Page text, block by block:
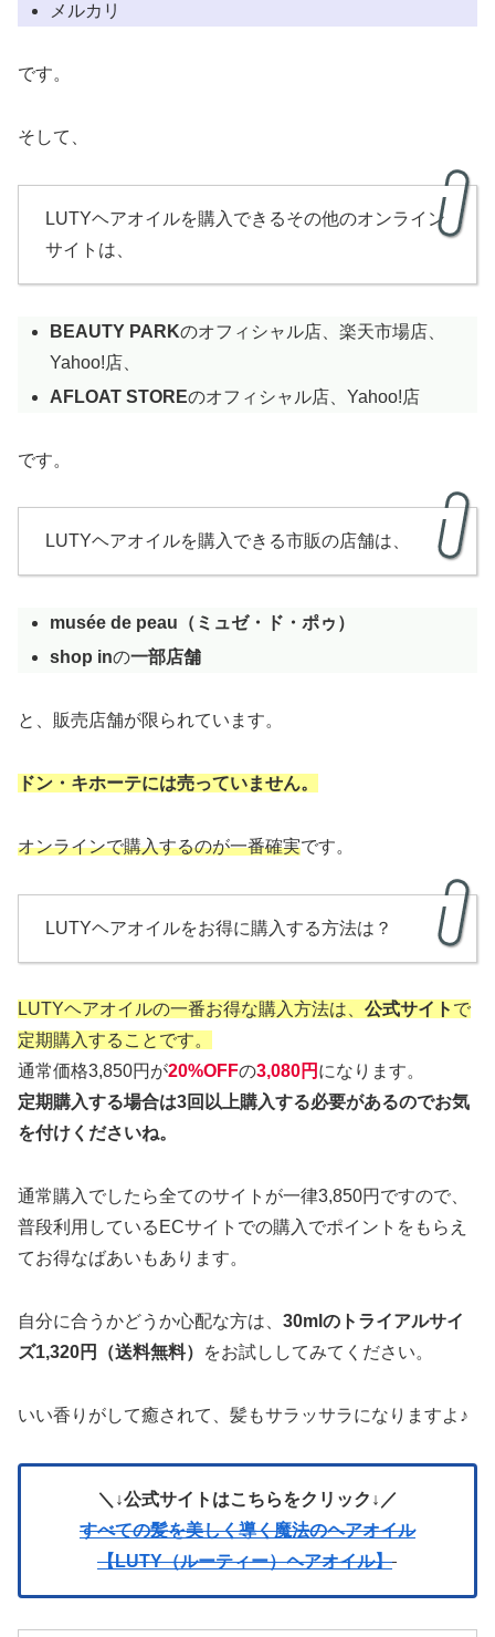
メルカリ
です。
そして、
LUTYヘアオイルを購入できるその他のオンライン
サイトは、
BEAUTY PARKのオフィシャル店、楽天市場店、
Yahoo!店、
AFLOAT STOREのオフィシャル店、Yahoo!店
です。
LUTYヘアオイルを購入できる市販の店舗は、
musée de peau（ミュゼ・ド・ポゥ）
shop inの一部店舗
と、販売店舗が限られています。
ドン・キホーテには売っていません。
オンラインで購入するのが一番確実です。
LUTYヘアオイルをお得に購入する方法は？
LUTYヘアオイルの一番お得な購入方法は、 公式サイト で
定期購入することです。
通常価格3,850円が20%OFFの3,080円 になります。
定期購入する場合は3回以上購入する必要があるのでお気
を付けくださいね。
通常購入でしたら全てのサイトが一律3,850円ですので、
普段利用しているECサイトでの購入でポイントをもらえ
てお得なばあいもあります。
自分に合うかどうか心配な方は、 30mlのトライアルサイ
ズ1,320円（送料無料）
をお試ししてみてください。
いい香りがして癒されて、髪もサラッサラになりますよ♪
＼↓公式サイトはこちらをクリック↓／
すべての髪を美しく導く魔法のヘアオイル
【LUTY（ルーティー）ヘアオイル】